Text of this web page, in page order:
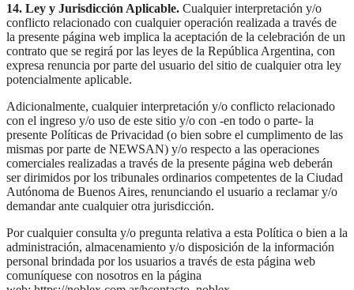
14. Ley y Jurisdicción Aplicable. Cualquier interpretación y/o
conflicto relacionado con cualquier operación realizada a través de
la presente página web implica la aceptación de la celebración de un
contrato que se regirá por las leyes de la República Argentina, con
expresa renuncia por parte del usuario del sitio de cualquier otra ley
potencialmente aplicable.
Adicionalmente, cualquier interpretación y/o conflicto relacionado
con el ingreso y/o uso de este sitio y/o con -en todo o parte- la
presente Políticas de Privacidad (o bien sobre el cumplimento de las
mismas por parte de NEWSAN) y/o respecto a las operaciones
comerciales realizadas a través de la presente página web deberán
ser dirimidos por los tribunales ordinarios competentes de la Ciudad
Autónoma de Buenos Aires, renunciando el usuario a reclamar y/o
demandar ante cualquier otra jurisdicción.
Por cualquier consulta y/o pregunta relativa a esta Política o bien a la
administración, almacenamiento y/o disposición de la información
personal brindada por los usuarios a través de esta página web
comuníquese con nosotros en la página